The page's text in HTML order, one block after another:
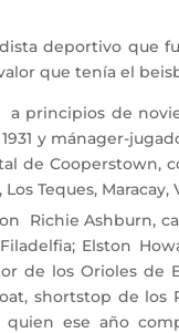
deportivo que
valor que tenía el
principios de
y mánager-
de Cooperstown,
Los Teques,
Richie Ashburn,
Elston
de los Orioles
shortstop de
ese año